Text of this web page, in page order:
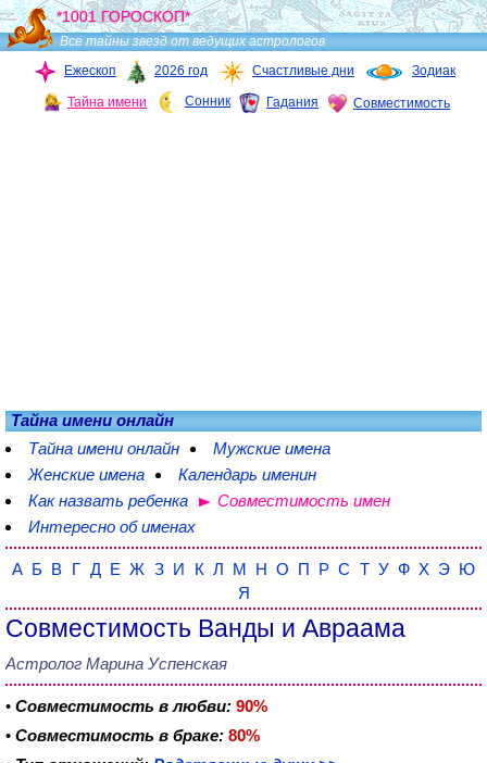
*1001 ГОРОСКОП*
Все тайны звезд от ведущих астрологов
Ежескоп
2026 год Счастливые дни Зодиак
Тайна имени Сонник Гадания Совместимость
Тайна имени онлайн
Тайна имени онлайн
Мужские имена
Женские имена
Календарь именин
Как назвать ребенка
Совместимость имен
Интересно об именах
А Б В Г Д Е Ж З И К Л М Н О П Р С Т У Ф Х Э Ю
Я
Совместимость Ванды и Авраама
Астролог Марина Успенская
• Совместимость в любви: 90%
• Совместимость в браке: 80%